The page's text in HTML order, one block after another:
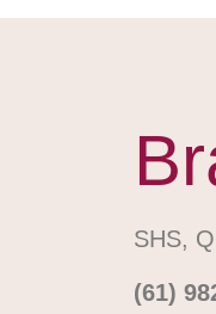
SHS,
(61)